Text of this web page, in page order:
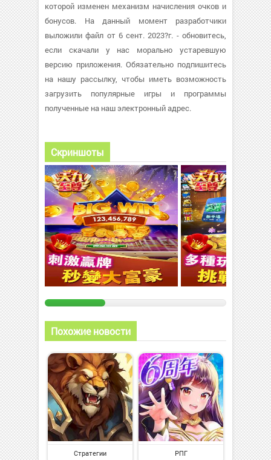
которой изменен механизм начисления очков и
бонусов. На данный момент разработчики
выложили файл от 6 сент. 2023?г. - обновитесь,
если скачали у нас морально устаревшую
версию приложения. Обязательно подпишитесь
на нашу рассылку, чтобы иметь возможность
загрузить популярные игры и программы
полученные на наш электронный адрес.
Скриншоты
Похожие новости
Стратегии РПГ